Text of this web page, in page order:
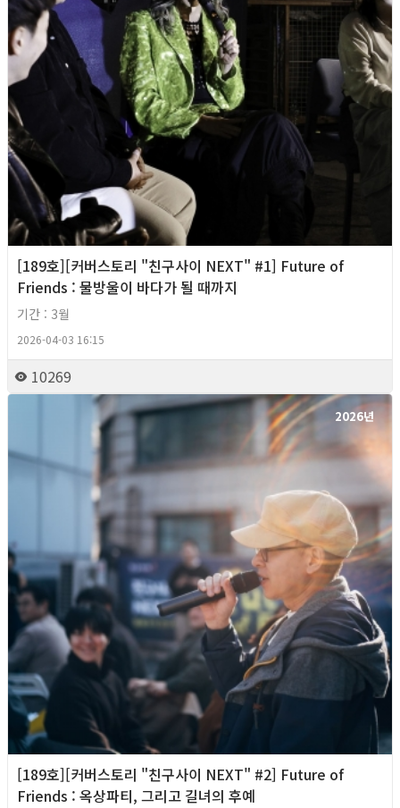
[189호][커버스토리 "친구사이 NEXT" #1] Future of
Friends : 물방울이 바다가 될 때까지
기간 : 3월
2026-04-03 16:15
10269
2026년
[189호][커버스토리 "친구사이 NEXT" #2] Future of
Friends : 옥상파티, 그리고 길녀의 후예